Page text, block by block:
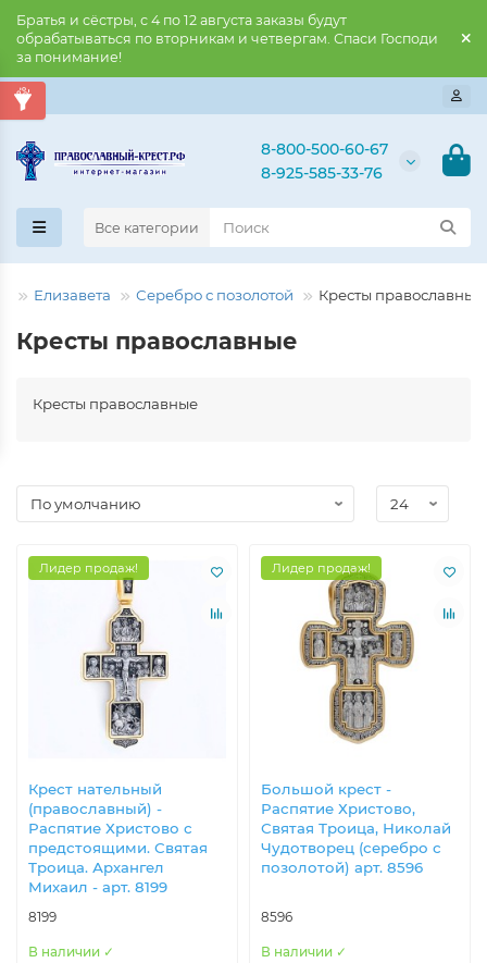
Братья и сёстры, с 4 по 12 августа заказы будут
обрабатываться по вторникам и четвергам. Спаси Господи
за понимание!
8-800-500-60-67
8-925-585-33-76
Все категории
Елизавета Серебро с позолотой Кресты православные
Кресты православные
Кресты православные
Лидер продаж!
Крест нательный
(православный) -
Распятие Христово с
предстоящим​и. Святая
Троица. Архангел
Михаил - арт. 8199
8199
В наличии ✓
Лидер продаж!
Большой крест -
Распятие Христово,
Святая Троица, Николай
Чудотворец (серебро с
позолотой) арт. 8596
8596
В наличии ✓